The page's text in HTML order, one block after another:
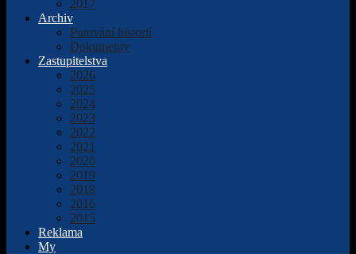
2017
Archiv
Putování historií
Dokumenty
Zastupitelstva
2026
2025
2024
2023
2022
2021
2020
2019
2018
2016
2015
Reklama
My